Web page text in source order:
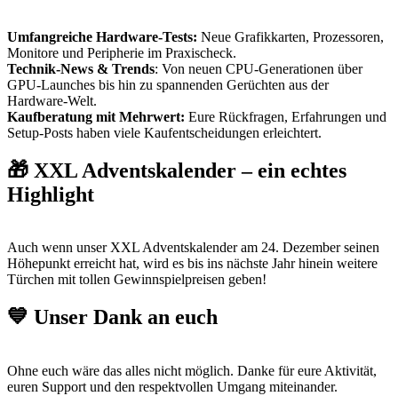
Umfangreiche Hardware-Tests: Neue Grafikkarten, Prozessoren,
Monitore und Peripherie im Praxischeck.
Technik-News & Trends: Von neuen CPU-Generationen über
GPU-Launches bis hin zu spannenden Gerüchten aus der
Hardware-Welt.
Kaufberatung mit Mehrwert: Eure Rückfragen, Erfahrungen und
Setup-Posts haben viele Kaufentscheidungen erleichtert.
🎁 XXL Adventskalender – ein echtes
Highlight
Auch wenn unser XXL Adventskalender am 24. Dezember seinen
Höhepunkt erreicht hat, wird es bis ins nächste Jahr hinein weitere
Türchen mit tollen Gewinnspielpreisen geben!
💙 Unser Dank an euch
Ohne euch wäre das alles nicht möglich. Danke für eure Aktivität,
euren Support und den respektvollen Umgang miteinander.